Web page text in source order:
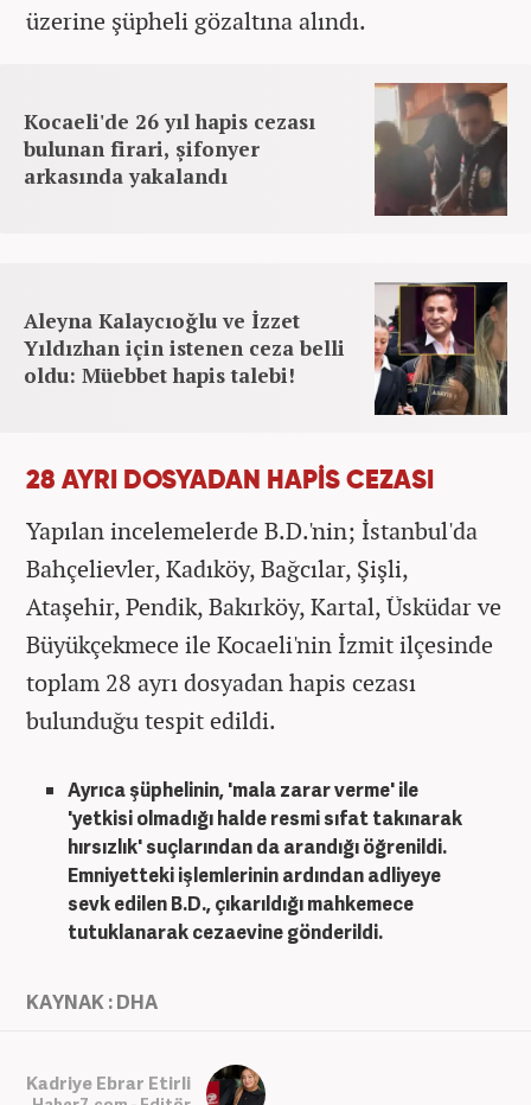
üzerine şüpheli gözaltına alındı.
Kocaeli'de 26 yıl hapis cezası
bulunan firari, şifonyer
arkasında yakalandı
Aleyna Kalaycıoğlu ve İzzet
Yıldızhan için istenen ceza belli
oldu: Müebbet hapis talebi!
28 AYRI DOSYADAN HAPİS CEZASI
Yapılan incelemelerde B.D.'nin; İstanbul'da
Bahçelievler, Kadıköy, Bağcılar, Şişli,
Ataşehir, Pendik, Bakırköy, Kartal, Üsküdar ve
Büyükçekmece ile Kocaeli'nin İzmit ilçesinde
toplam 28 ayrı dosyadan hapis cezası
bulunduğu tespit edildi.
Ayrıca şüphelinin, 'mala zarar verme' ile
'yetkisi olmadığı halde resmi sıfat takınarak
hırsızlık' suçlarından da arandığı öğrenildi.
Emniyetteki işlemlerinin ardından adliyeye
sevk edilen B.D., çıkarıldığı mahkemece
tutuklanarak cezaevine gönderildi.
KAYNAK : DHA
Kadriye Ebrar Etirli